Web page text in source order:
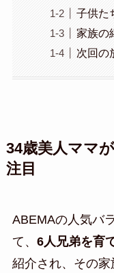
子供た
家族の
次回の
34歳美人ママ
注目
ABEMAの人気バ
て、 6人兄弟を育
紹介され、その